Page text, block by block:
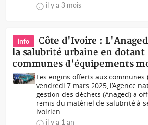
il y a 3 mois
Info
Côte d'Ivoire :
la salubrité urbaine en dotant
communes d'équipements
Les engins offerts aux communes
vendredi 7 mars 2025, l’Agence
gestion des déchets (Anaged) a
remis du matériel de salubrité à
ivoirien...
il y a 1 an